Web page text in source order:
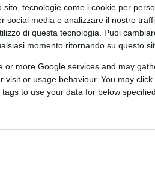
tecnologie come i cookie per
social media e analizzare il nostro
di questa tecnologia. Puoi
momento ritornando su questo
or more Google services and may
visit or usage behaviour. You may
to use your data for below
inizialmente nel
conclusioni
dell’elezione del
che ha in mano
ossia di una
e i vertici dello